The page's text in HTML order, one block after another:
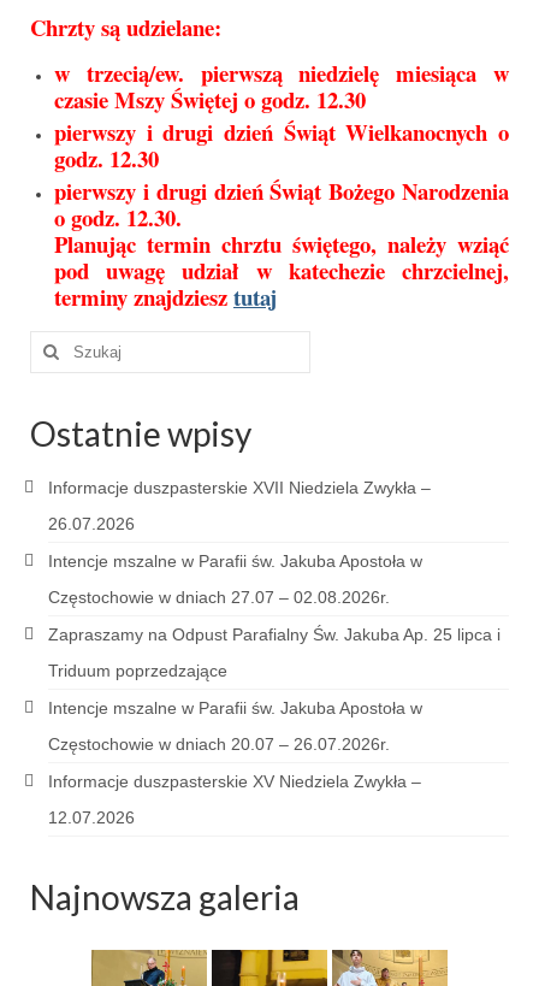
Odpust 2024
Galerie 2023
Bierzmowanie 27.11.2023
Odpust 2023
Zakończenie oktawy 2023
Pasterka 2022
Bierzmowanie 24.10.2022r.
Złoty Jubileusz
Pierwsza Komunia Św. – Gr 1
Galerie 2021
Pasterka 2021
Kościół Stacyjny Wielkiego Postu 2021
Chrzty są udzielane:
w trzecią/ew. pierwszą niedzielę miesiąca w
czasie Mszy Świętej o godz. 12.30
pierwszy i drugi dzień Świąt Wielkanocnych o
godz. 12.30
pierwszy i drugi dzień Świąt Bożego Narodzenia
o godz. 12.30.
Planując termin chrztu świętego, należy wziąć
pod uwagę udział w katechezie chrzcielnej,
terminy znajdziesztutaj
Szuklaj
Ostatnie wpisy
Informacje duszpasterskie XVII Niedziela Zwykła –
26.07.2026
Intencje mszalne w Parafii św. Jakuba Apostoła w
Częstochowie w dniach 27.07 – 02.08.2026r.
Zapraszamy na Odpust Parafialny Św. Jakuba Ap. 25 lipca i
Triduum poprzedzające
Intencje mszalne w Parafii św. Jakuba Apostoła w
Częstochowie w dniach 20.07 – 26.07.2026r.
Informacje duszpasterskie XV Niedziela Zwykła –
12.07.2026
Najnowsza galeria